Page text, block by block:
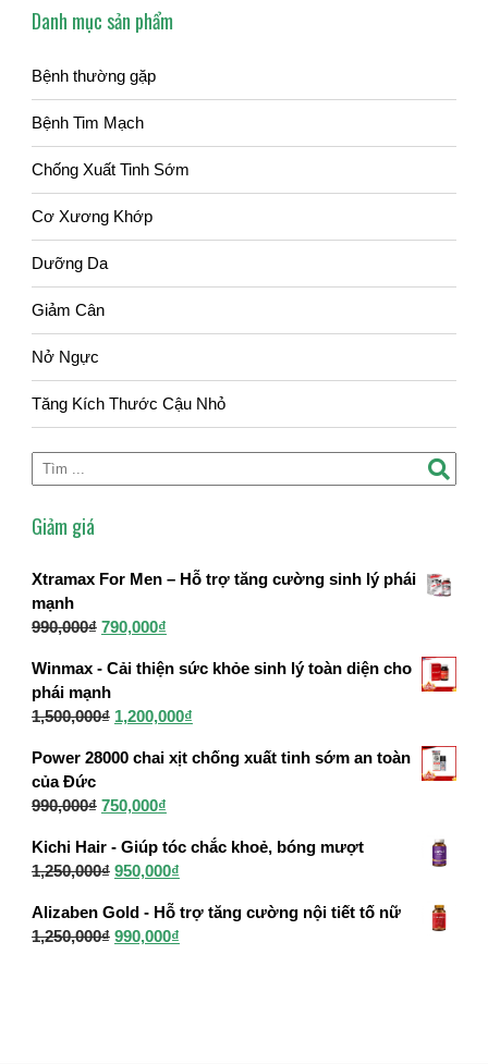
Danh mục sản phẩm
Bệnh thường gặp
Bệnh Tim Mạch
Chống Xuất Tinh Sớm
Cơ Xương Khớp
Dưỡng Da
Giảm Cân
Nở Ngực
Tăng Kích Thước Cậu Nhỏ
Giảm giá
Xtramax For Men – Hỗ trợ tăng cường sinh lý phái
mạnh
990,000₫ Giá
là:
990,000₫.
790,000₫Giá
tại
790,000₫.
Winmax - Cải thiện sức khỏe sinh lý toàn diện cho
phái mạnh
1,500,000₫ Giá
là:
1,200,000₫Giá
tại
Power 28000 chai xịt chống xuất tinh sớm an toàn
của Đức
990,000₫ Giá
là:
990,000₫.
750,000₫Giá
tại
là:
750,000₫.
Kichi Hair - Giúp tóc chắc khoẻ, bóng mượt
1,250,000₫ Giá
là:
1,250,000₫.
950,000₫Giá
tại
là:
Alizaben Gold - Hỗ trợ tăng cường nội tiết tố nữ
1,250,000₫ Giá
990,000₫Giá